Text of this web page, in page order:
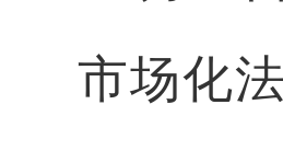
市场化